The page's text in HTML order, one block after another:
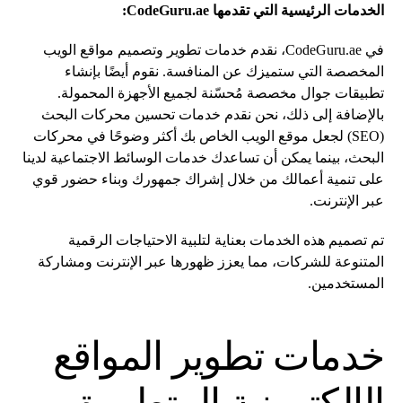
الخدمات الرئيسية التي تقدمها CodeGuru.ae:
في CodeGuru.ae، نقدم خدمات تطوير وتصميم مواقع الويب
المخصصة التي ستميزك عن المنافسة. نقوم أيضًا بإنشاء
تطبيقات جوال مخصصة مُحسّنة لجميع الأجهزة المحمولة.
بالإضافة إلى ذلك، نحن نقدم خدمات تحسين محركات البحث
(SEO) لجعل موقع الويب الخاص بك أكثر وضوحًا في محركات
البحث، بينما يمكن أن تساعدك خدمات الوسائط الاجتماعية لدينا
على تنمية أعمالك من خلال إشراك جمهورك وبناء حضور قوي
عبر الإنترنت.
تم تصميم هذه الخدمات بعناية لتلبية الاحتياجات الرقمية
المتنوعة للشركات، مما يعزز ظهورها عبر الإنترنت ومشاركة
المستخدمين.
خدمات تطوير المواقع